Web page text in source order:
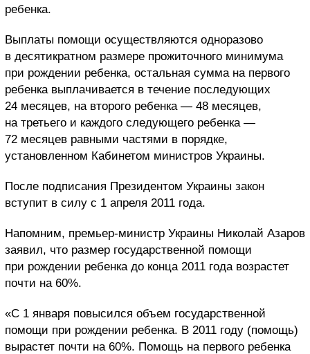
ребенка.
Выплаты помощи осуществляются одноразово
в десятикратном размере прожиточного минимума
при рождении ребенка, остальная сумма на первого
ребенка выплачивается в течение последующих
24 месяцев, на второго ребенка — 48 месяцев,
на третьего и каждого следующего ребенка —
72 месяцев равными частями в порядке,
установленном Кабинетом министров Украины.
После подписания Президентом Украины закон
вступит в силу с 1 апреля 2011 года.
Напомним, премьер-министр Украины Николай Азаров
заявил, что размер государственной помощи
при рождении ребенка до конца 2011 года возрастет
почти на 60%.
«С 1 января повысился объем государственной
помощи при рождении ребенка. В 2011 году (помощь)
вырастет почти на 60%. Помощь на первого ребенка